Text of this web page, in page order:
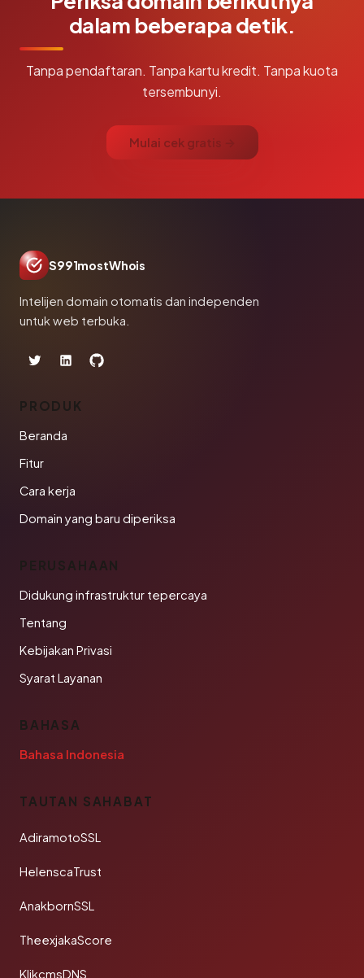
dalam beberapa detik.
Tanpa pendaftaran. Tanpa kartu kredit. Tanpa kuota
tersembunyi.
Mulai cek gratis →
S991mostWhois
Intelijen domain otomatis dan independen
untuk web terbuka.
PRODUK
Beranda
Fitur
Cara kerja
Domain yang baru diperiksa
PERUSAHAAN
Didukung infrastruktur tepercaya
Tentang
Kebijakan Privasi
Syarat Layanan
BAHASA
Bahasa Indonesia
TAUTAN SAHABAT
AdiramotoSSL
HelenscaTrust
AnakbornSSL
TheexjakaScore
KlikcmsDNS